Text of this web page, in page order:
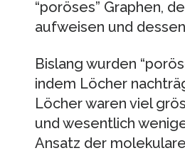
“poröses” Graphen,
aufweisen und
Bislang wurden
indem Löcher
Löcher waren viel
und wesentlich
Ansatz der